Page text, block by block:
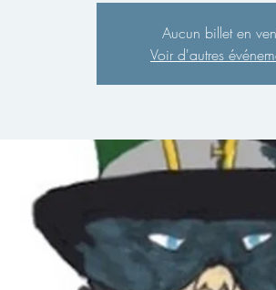
Aucun billet en
Voir d'autres